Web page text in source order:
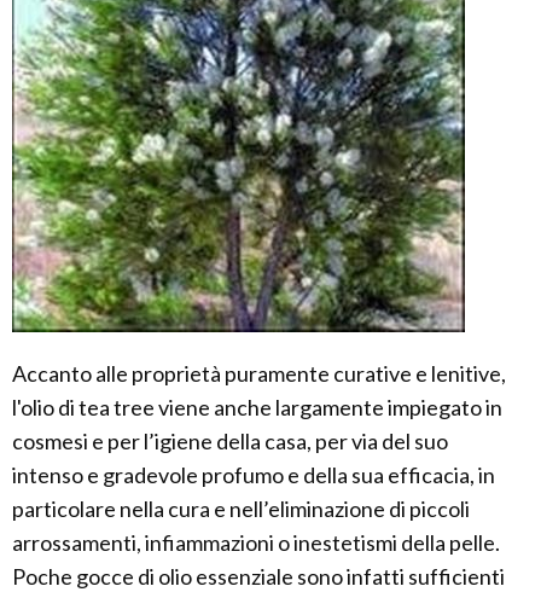
Accanto alle proprietà puramente curative e lenitive,
l'olio di tea tree viene anche largamente impiegato in
cosmesi e per l’igiene della casa, per via del suo
intenso e gradevole profumo e della sua efficacia, in
particolare nella cura e nell’eliminazione di piccoli
arrossamenti, infiammazioni o inestetismi della pelle.
Poche gocce di olio essenziale sono infatti sufficienti